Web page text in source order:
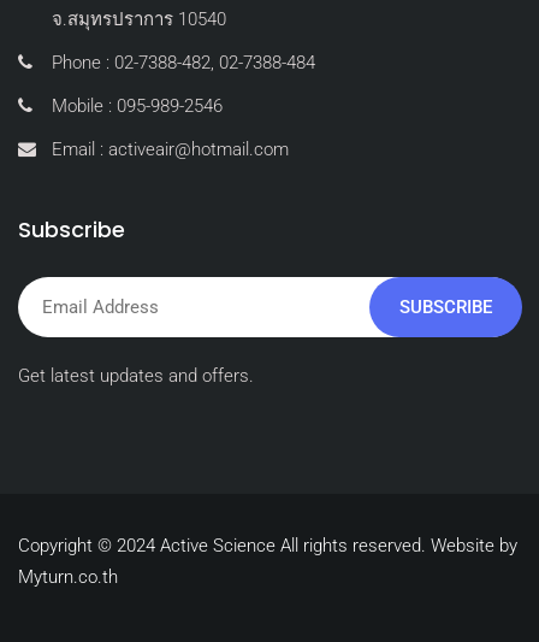
จ.สมุทรปราการ 10540
Phone : 02-7388-482, 02-7388-484
Mobile : 095-989-2546
Email : activeair@hotmail.com
Subscribe
SUBSCRIBE
Get latest updates and offers.
Copyright © 2024 Active Science All rights reserved. Website by
Myturn.co.th